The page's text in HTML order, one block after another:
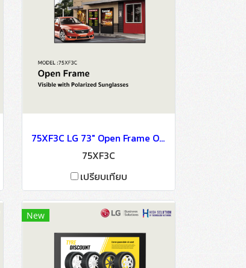
75XF3C LG 73" Open Frame OLED Signage Information Display
75XF3C
เปรียบเทียบ
New